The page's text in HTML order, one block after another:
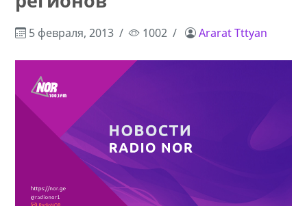
5 февраля, 2013 1002 Ararat Tttyan